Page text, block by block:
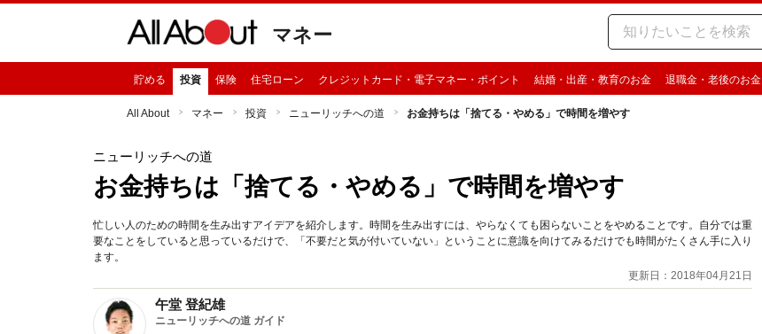
マネー
貯める 投資 保険 住宅ローン クレジットカード・電子マネー・ポイント 結婚・出産・教育のお金 退職金・老後のお金
All About マネー 投資 ニューリッチへの道 お金持ちは「捨てる・やめる」で時間を増やす
ニューリッチへの道
お金持ちは「捨てる・やめる」で時間を増やす
忙しい人のための時間を生み出すアイデアを紹介します。時間を生み出すには、やらなくても困らないことをやめることです。自分では重
要なことをしていると思っているだけで、「不要だと気が付いていない」ということに意識を向けてみるだけでも時間がたくさん手に入り
ます。
更新日：2018年04月21日
午堂 登紀雄
ニューリッチへの道 ガイド